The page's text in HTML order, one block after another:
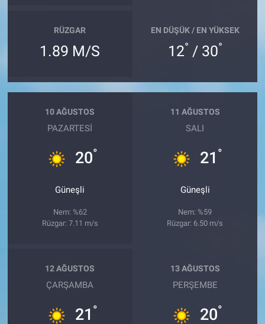
RÜZGAR
1.89 M/S
EN DÜŞÜK / EN YÜKSEK
12° / 30°
10 AĞUSTOS
PAZARTESI
20°
Güneşli
Nem: %62
Rüzgar: 7.11 m/s
11 AĞUSTOS
SALI
21 °
Güneşli
Nem: %59
Rüzgar: 6.50 m/s
12 AĞUSTOS
ÇARŞAMBA
21 °
13 AĞUSTOS
PERŞEMBE
20°